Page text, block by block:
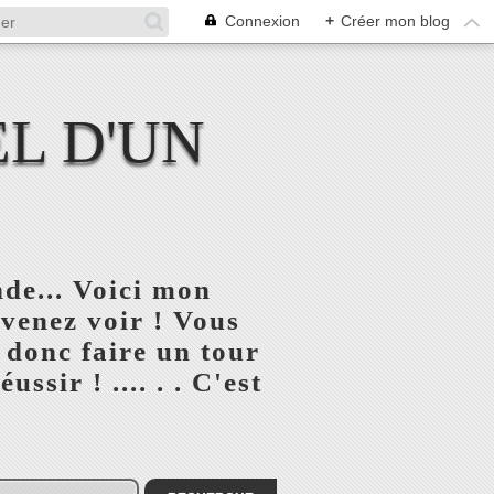
Connexion + Créer mon blog
D'UN
Voici mon
voir ! Vous
donc faire un tour
! .... . . C'est